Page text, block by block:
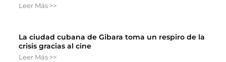
Leer Más >>
La ciudad cubana de Gibara toma un respiro de la
crisis gracias al cine
Leer Más >>